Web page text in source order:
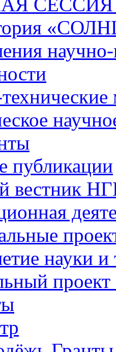
научно-
публикации
вестник
науки и